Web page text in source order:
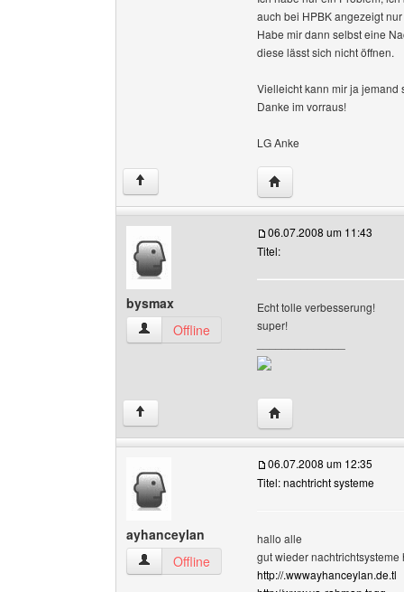
auch bei HPBK angezeigt
Habe mir dann selbst eine
diese lässt sich nicht öffnen.
Vielleicht kann mir ja jemand
Danke im vorraus!
LG Anke
↑ Website dieses
bysmax
bysmax Benutzer-Profile anzeigen
Offline
06.07.2008 um 11:43
Titel:
Echt tolle verbesserung!
super!
↑ Website dieses
ayhanceylan
ayhanceylan Benutzer-Profile anzeigen
Offline
06.07.2008 um 12:35
Titel: nachtricht systeme
hallo alle
gut wieder
http://.wwwayhanceylan.de.tl